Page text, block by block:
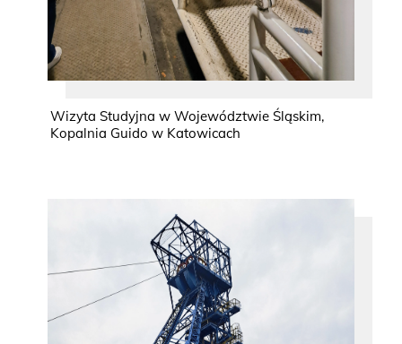
Wizyta Studyjna w Województwie Śląskim,
Kopalnia Guido w Katowicach